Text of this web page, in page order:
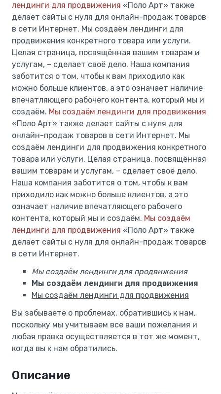
лендинги для продвижения «Поло Арт» также
делает сайты с нуля для онлайн-продаж товаров
в сети Интернет. Мы создаём лендинги для
продвижения конкретного товара или услуги.
Целая страница, посвящённая вашим товарам и
услугам, – сделает своё дело. Наша компания
заботится о том, чтобы к вам приходило как
можно больше клиентов, а это означает наличие
впечатляющего рабочего контента, который мы и
создаём. Мы создаём лендинги для продвижения
«Поло Арт» также делает сайты с нуля для
онлайн-продаж товаров в сети Интернет. Мы
создаём лендинги для продвижения конкретного
товара или услуги. Целая страница, посвящённая
вашим товарам и услугам, – сделает своё дело.
Наша компания заботится о том, чтобы к вам
приходило как можно больше клиентов, а это
означает наличие впечатляющего рабочего
контента, который мы и создаём. Мы создаём
лендинги для продвижения «Поло Арт» также
делает сайты с нуля для онлайн-продаж товаров
в сети Интернет.
Мы создаём лендинги для продвижения
Мы создаём лендинги для продвижения
Мы создаём лендинги для продвижения
Вы забываете о проблемах, обратившись к нам,
поскольку мы учитываем все ваши пожелания и
любая правка осуществляется в тот же момент,
когда вы к нам обратились.
Описание